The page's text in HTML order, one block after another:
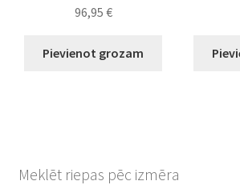
96,95 €
Pievienot grozam
Meklēt riepas pēc izmēra